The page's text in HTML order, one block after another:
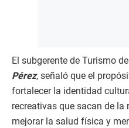
El subgerente de Turismo
Pérez, señaló que el
fortalecer la identidad
recreativas que sacan de
mejorar la salud física y